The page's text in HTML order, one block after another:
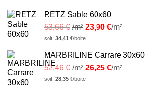
RETZ Sable 60x60
53,66€ /m² 23,90 €/m²
soit: 34,41 €/boite
MARBRILINE Carrare 30x60
52,46€ /m² 26,25 €/m²
soit: 28,35 €/boite